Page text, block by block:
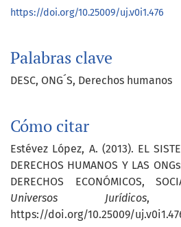
Palabras clave
DESC ONG´S Derechos humanos
Cómo citar
Estévez López, A. (2013). EL
DERECHOS HUMANOS Y LAS
DERECHOS ECONÓMICOS,
Universos Jurídicos,
https://doi.org/10.25009/
https://doi.org/10.25009/uj.v0i1.476